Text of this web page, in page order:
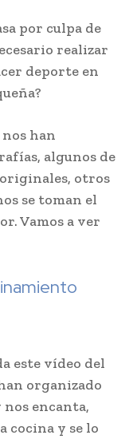
por culpa de
realizar
deporte en
han
algunos de
otros
se toman el
Vamos a ver
este vídeo del
organizado
nos encanta,
cocina y se lo